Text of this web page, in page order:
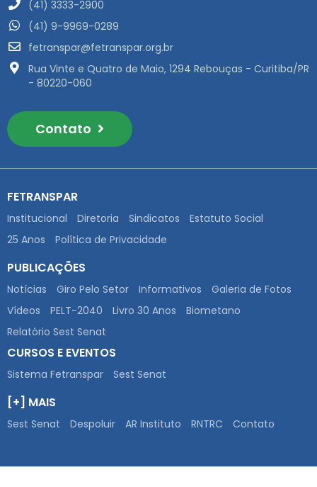
(41) 3333-2900
(41) 9-9969-0289
fetranspar@fetranspar.org.br
Rua Vinte e Quatro de Maio, 1294 Rebouças - Curitiba/PR
- 80220-060
Contato
FETRANSPAR
Institucional Diretoria Sindicatos
Estatuto Social
25 Anos
Política de Privacidade
PUBLICAÇÕES
Notícias Giro Pelo Setor Informativos
Galeria de Fotos
Vídeos
PELT-2040 Livro 30 Anos
Biometano
Relatório Sest Senat
CURSOS E EVENTOS
Sistema Fetranspar Sest Senat
[+] MAIS
Sest Senat Despoluir AR Instituto RNTRC Contato